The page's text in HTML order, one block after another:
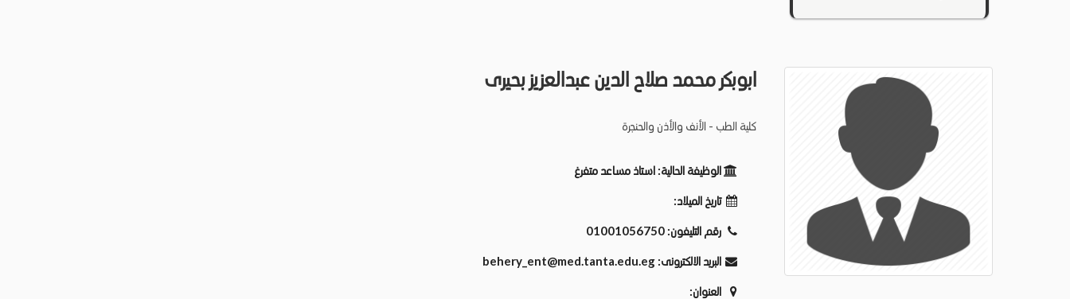
ابوبكر محمد صلاح الدين عبدالعزيز بحيرى
كلية الطب - الأنف والأذن والحنجرة
الوظيفة الحالية:استاذ مساعد متفرغ
تاريخ الميلاد:
رقم التليفون:01001056750
البريد الالكترونى: behery_ent@med.tanta.edu.eg
العنوان: